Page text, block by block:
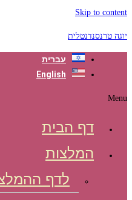
Skip to content
יוגה טרנסנדנטלית
עברית
English
Menu
דף הבית
המלצות
לדף